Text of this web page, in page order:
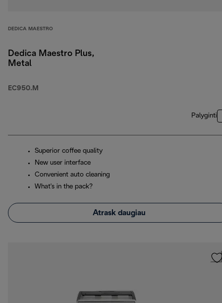
DEDICA MAESTRO
Dedica Maestro Plus,
Metal
EC950.M
Palyginti
Superior coffee quality
New user interface
Convenient auto cleaning
What's in the pack?
Atrask daugiau